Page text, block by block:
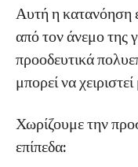
Τρία
Τρεις
έχουμε δει
Αποτυχία 2:
Αυτή η κατανόηση
από τον άνεμο της
προοδευτικά
μπορεί να
Χωρίζουμε την
επίπεδα: